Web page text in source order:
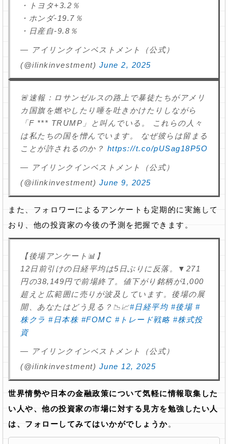
・トヨタ+3.2％
・ホンダ-19.7％
・日産自-9.8％
— アイリンクインベストメント（公式）
(@ilinkinvestment) June 2, 2025
🚨速報：ロサンゼルスの路上で暴徒たちがアメリ
カ国旗を燃やしたり唾を吐きかけたりしながら
「F *** TRUMP」と叫んでいる。 これらの人々
は私たちの国を憎んでいます。 なぜ彼らは留まる
ことが許されるのか？ https://t.co/pUSag18P5O
— アイリンクインベストメント（公式）
(@ilinkinvestment) June 9, 2025
また、フォロワーによるアンケートも定期的に実施して
おり、他の投資家の今後の予測を把握できます。
【後場アンケート📊】
12日前引けの日経平均は5日ぶりに反落。▼271
円の38,149円で前場終了。値下がり銘柄が1,000
超えと広範囲に売りが波及しています。後場の展
開、あなたはどう見る？📉📈#日経平均 #後場 #
株クラ #日本株 #FOMC #トレード戦略 #株式投
資
— アイリンクインベストメント（公式）
(@ilinkinvestment) June 12, 2025
世界情勢や日本の金融政策について気軽に情報取集した
い人や、他の投資家の市場に対する見方を勉強したい人
は、フォローしてみてはいかがでしょうか。